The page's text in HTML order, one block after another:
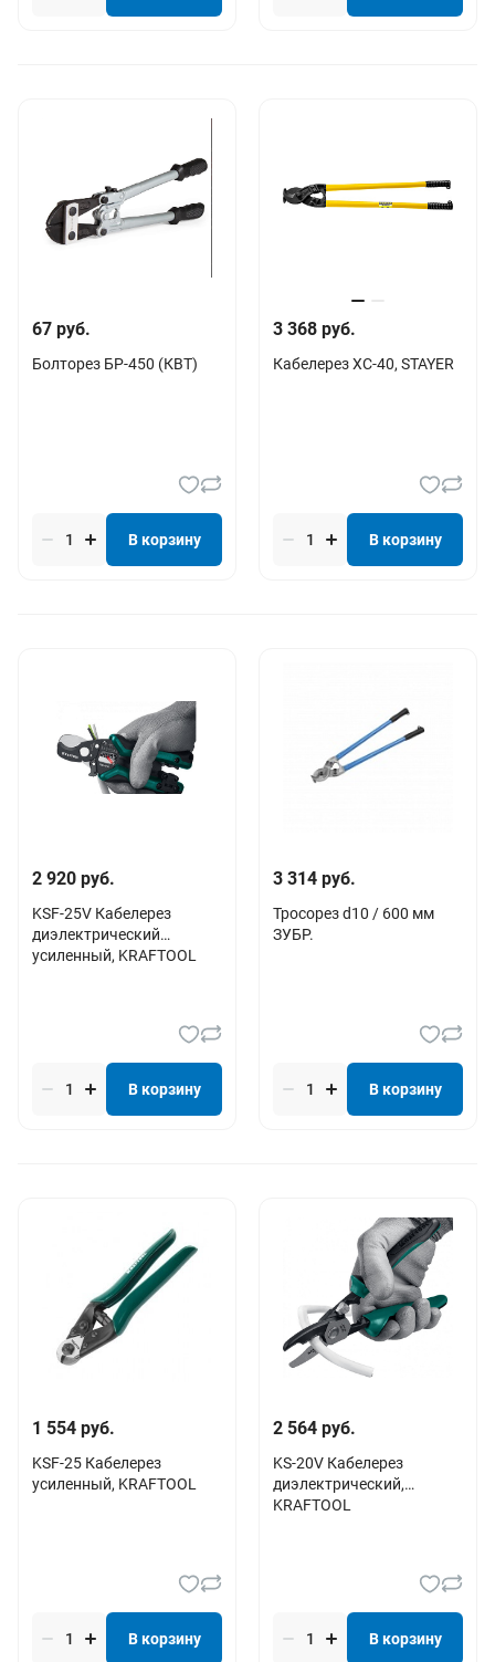
67 руб.
Болторез БР-450 (КВТ)
В корзину
3 368 руб.
Кабелерез XC-40, STAYER
В корзину
2 920 руб.
KSF-25V Кабелерез
диэлектрический
усиленный, KRAFTOOL
В корзину
3 314 руб.
Тросорез d10 / 600 мм
ЗУБР.
В корзину
1 554 руб.
KSF-25 Кабелерез
усиленный, KRAFTOOL
В корзину
2 564 руб.
KS-20V Кабелерез
диэлектрический,
KRAFTOOL
В корзину